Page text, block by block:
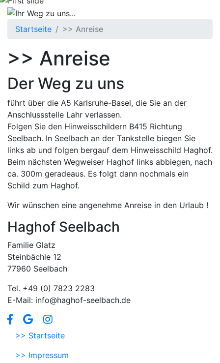
Previous
Startseite >> Anreise
>> Anreise
Der Weg zu uns
führt über die A5 Karlsruhe-Basel, die Sie an der
Anschlussstelle Lahr verlassen.
Folgen Sie den Hinweisschildern B415 Richtung
Seelbach. In Seelbach an der Tankstelle biegen Sie
links ab und folgen bergauf dem Hinweisschild Haghof.
Beim nächsten Wegweiser Haghof links abbiegen, nach
ca. 300m geradeaus. Es folgt dann nochmals ein
Schild zum Haghof.
Wir wünschen eine angenehme Anreise in den Urlaub !
Haghof Seelbach
Familie Glatz
Steinbächle 12
77960 Seelbach
Tel. +49 (0) 7823 2283
E-Mail: info@haghof-seelbach.de
>> Startseite
>> Impressum